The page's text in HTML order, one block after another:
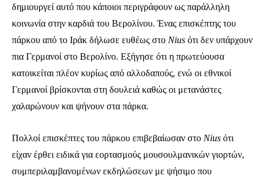
δημιουργεί αυτό που κάποιοι περιγράφουν ως παράλληλη
κοινωνία στην καρδιά του Βερολίνου. Ένας επισκέπτης του
πάρκου από το Ιράκ δήλωσε ευθέως στο Nius ότι δεν υπάρχουν
πια Γερμανοί στο Βερολίνο. Εξήγησε ότι η πρωτεύουσα
κατοικείται πλέον κυρίως από αλλοδαπούς, ενώ οι εθνικοί
Γερμανοί βρίσκονται στη δουλειά καθώς οι μετανάστες
χαλαρώνουν και ψήνουν στα πάρκα.
Πολλοί επισκέπτες του πάρκου επιβεβαίωσαν στο Nius ότι
είχαν έρθει ειδικά για εορτασμούς μουσουλμανικών γιορτών,
συμπεριλαμβανομένων εκδηλώσεων με ψήσιμο που